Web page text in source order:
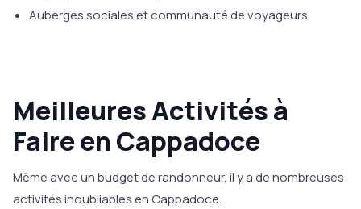
Auberges sociales et communauté de voyageurs
Meilleures Activités à
Faire en Cappadoce
Même avec un budget de randonneur, il y a de nombreuses
activités inoubliables en Cappadoce.